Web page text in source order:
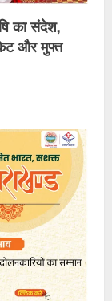
का संदेश,
और मुफ्त